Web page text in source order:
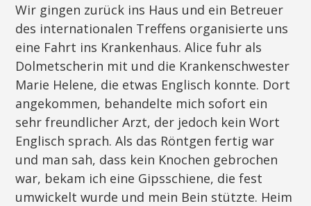
Wir gingen zurück ins Haus und ein Betreuer
des internationalen Treffens organisierte uns
eine Fahrt ins Krankenhaus. Alice fuhr als
Dolmetscherin mit und die Krankenschwester
Marie Helene, die etwas Englisch konnte. Dort
angekommen, behandelte mich sofort ein
sehr freundlicher Arzt, der jedoch kein Wort
Englisch sprach. Als das Röntgen fertig war
und man sah, dass kein Knochen gebrochen
war, bekam ich eine Gipsschiene, die fest
umwickelt wurde und mein Bein stützte. Heim